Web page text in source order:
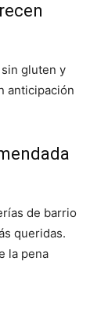
gluten y
anticipación
de barrio
queridas.
la pena